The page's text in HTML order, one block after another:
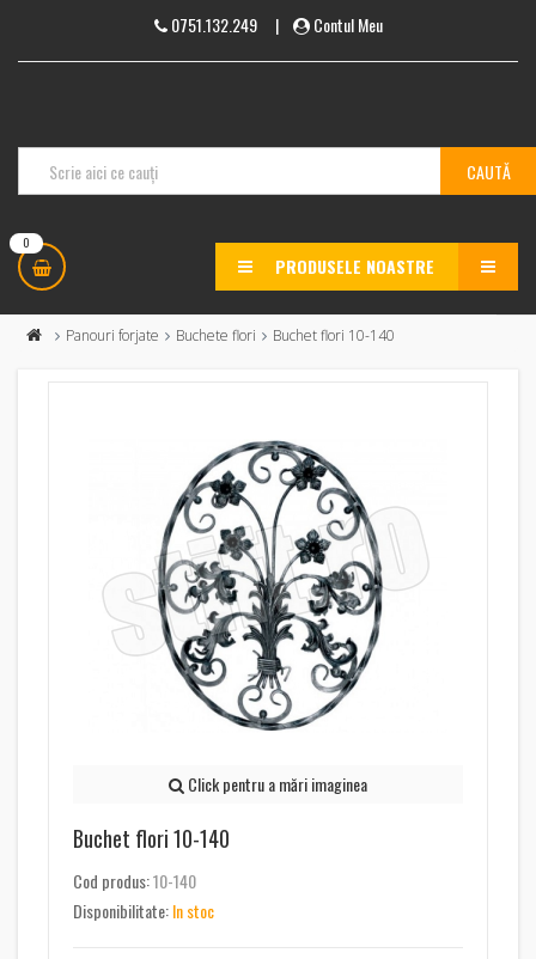
0751.132.249| Contul Meu
0
PRODUSELE NOASTRE MENU
Panouri forjate Buchete flori Buchet flori 10-140
Click pentru a mări imaginea
Buchet flori 10-140
Cod produs:10-140
Disponibilitate:In stoc